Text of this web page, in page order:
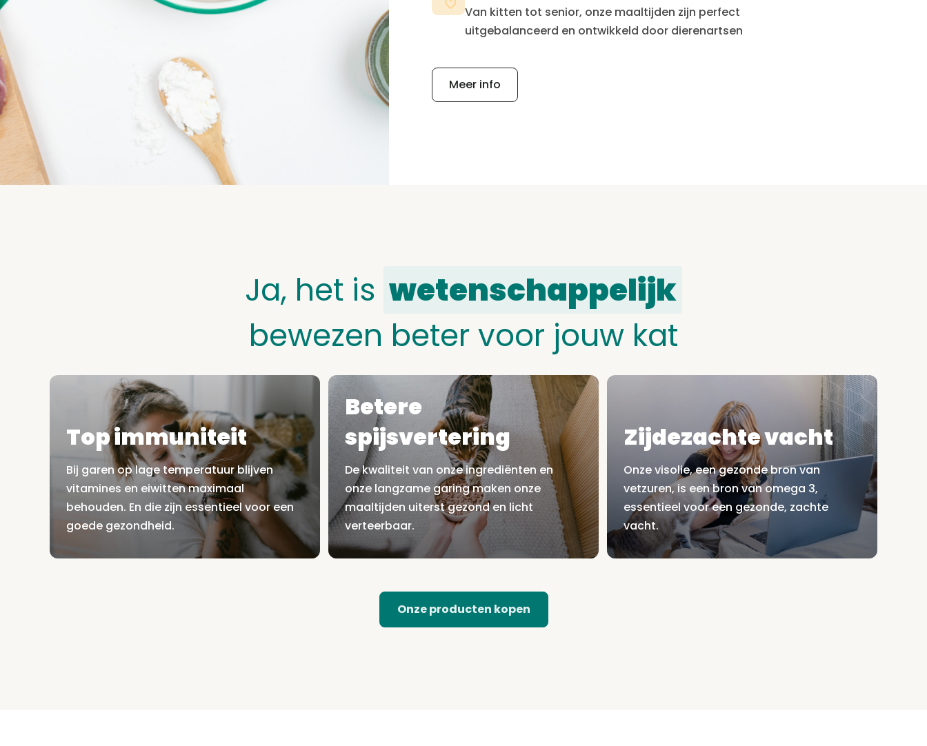
Van kitten tot senior, onze maaltijden zijn perfect
uitgebalanceerd en ontwikkeld door dierenartsen
Meer info
Ja, het is wetenschappelijk
bewezen beter voor jouw kat
Top immuniteit
Bij garen op lage temperatuur blijven
vitamines en eiwitten maximaal
behouden. En die zijn essentieel voor een
goede gezondheid.
Betere
spijsvertering
De kwaliteit van onze ingrediënten en
onze langzame garing maken onze
maaltijden uiterst gezond en licht
verteerbaar.
Zijdezachte vacht
Onze visolie, een gezonde bron van
vetzuren, is een bron van omega 3,
essentieel voor een gezonde, zachte
vacht.
Onze producten kopen